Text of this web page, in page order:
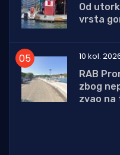
Od
vrsta
10 kol.
RAB
zbog
zvao